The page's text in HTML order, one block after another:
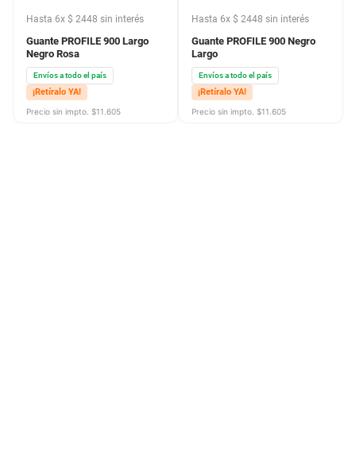
Hasta 6x $ 2448 sin interés
Guante PROFILE 900 Largo
Negro Rosa
Envíos a todo el país
¡Retíralo YA!
Precio sin impto. $11.605
Hasta 6x $ 2448 sin interés
Guante PROFILE 900 Negro
Largo
Envíos a todo el país
¡Retíralo YA!
Precio sin impto. $11.605